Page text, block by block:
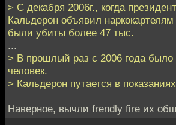
> С декабря 2006г., когда
Кальдерон объявил
были убиты более 47 тыс.
...
> В прошлый раз с 2006 года было
человек.
> Кальдерон путается в
Наверное, вычли frendly fire их